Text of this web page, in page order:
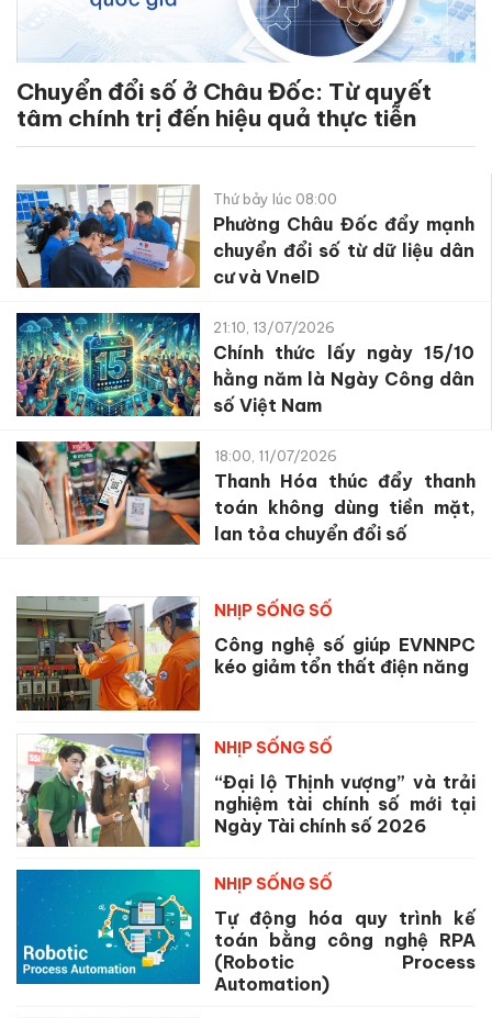
Chuyển đổi số ở Châu Đốc: Từ quyết
tâm chính trị đến hiệu quả thực tiễn
Thứ bảy lúc 08:00
Phường Châu Đốc đẩy mạnh
chuyển đổi số từ dữ liệu dân
cư và VneID
21:10, 13/07/2026
Chính thức lấy ngày 15/10
hằng năm là Ngày Công dân
số Việt Nam
18:00, 11/07/2026
Thanh Hóa thúc đẩy thanh
toán không dùng tiền mặt,
lan tỏa chuyển đổi số
NHỊP SỐNG SỐ
Công nghệ số giúp EVNNPC
kéo giảm tổn thất điện năng
NHỊP SỐNG SỐ
“Đại lộ Thịnh vượng” và trải
nghiệm tài chính số mới tại
Ngày Tài chính số 2026
NHỊP SỐNG SỐ
Tự động hóa quy trình kế
toán bằng công nghệ RPA
(Robotic Process
Automation)